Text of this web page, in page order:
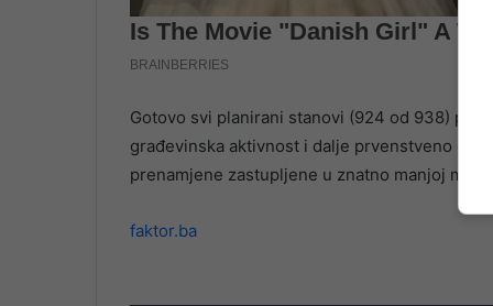
Gotovo svi planirani stanovi (924 od 938)
građevinska aktivnost i dalje prvenstveno
prenamjene zastupljene u znatno manjoj mjeri.
faktor.ba